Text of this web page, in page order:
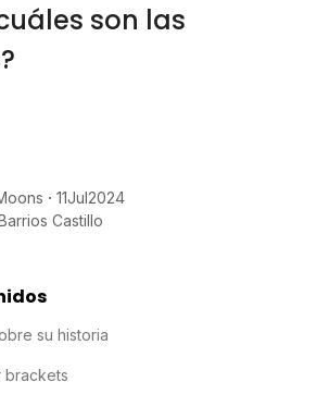
son las
11Jul2024
Castillo
su historia
brackets